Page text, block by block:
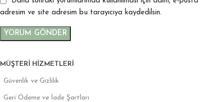
adresim ve site adresim bu tarayıcıya kaydedilsin.
MÜŞTERI HIZMETLERI
Güvenlik ve Gizlilik
Geri Ödeme ve İade Şartları